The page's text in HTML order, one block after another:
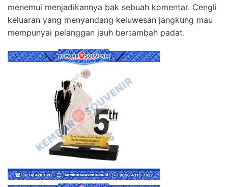
menemui menjadikannya bak sebuah komentar. Cengli
keluaran yang menyandang keluwesan jangkung mau
mempunyai pelanggan jauh bertambah padat.